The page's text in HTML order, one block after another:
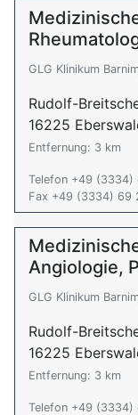
GLG Klinikum
Rudolf-
16225
Entfernung: 3 km
Telefon +49 (3334)
Fax +49 (3334) 69
Angiologie,
GLG Klinikum
Rudolf-
16225
Entfernung: 3 km
Telefon +49 (3334)